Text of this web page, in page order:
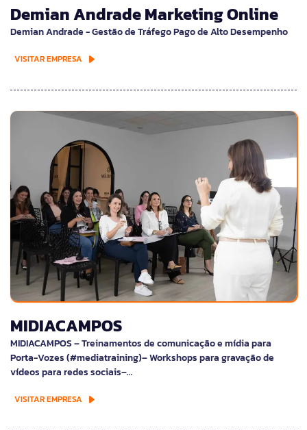
Demian Andrade Marketing Online
Demian Andrade - Gestão de Tráfego Pago de Alto Desempenho
VISITAR EMPRESA
MIDIACAMPOS
MIDIACAMPOS – Treinamentos de comunicação e mídia para
Porta-Vozes (#mediatraining)– Workshops para gravação de
vídeos para redes sociais–…
VISITAR EMPRESA